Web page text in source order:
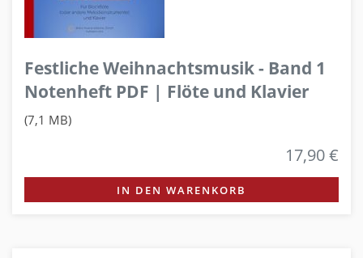
Festliche Weihnachtsmusik - Band 1
Notenheft PDF | Flöte und Klavier
(7,1 MB)
17,90 €
IN DEN WARENKORB